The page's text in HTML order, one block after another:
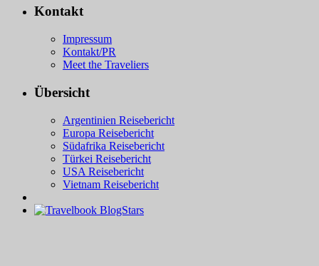
Kontakt
Impressum
Kontakt/PR
Meet the Traveliers
Übersicht
Argentinien Reisebericht
Europa Reisebericht
Südafrika Reisebericht
Türkei Reisebericht
USA Reisebericht
Vietnam Reisebericht